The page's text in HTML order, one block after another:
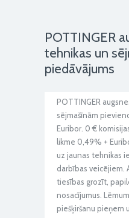
POTTINGER
tehnikas un
piedāvājums
POTTINGER
sējmašīnām
Euribor. 0 €
likme 0,49% +
uz jaunas tehnikas
darbības veicējiem.
tiesības grozīt,
nosacījumus.
piešķiršanu pieņem